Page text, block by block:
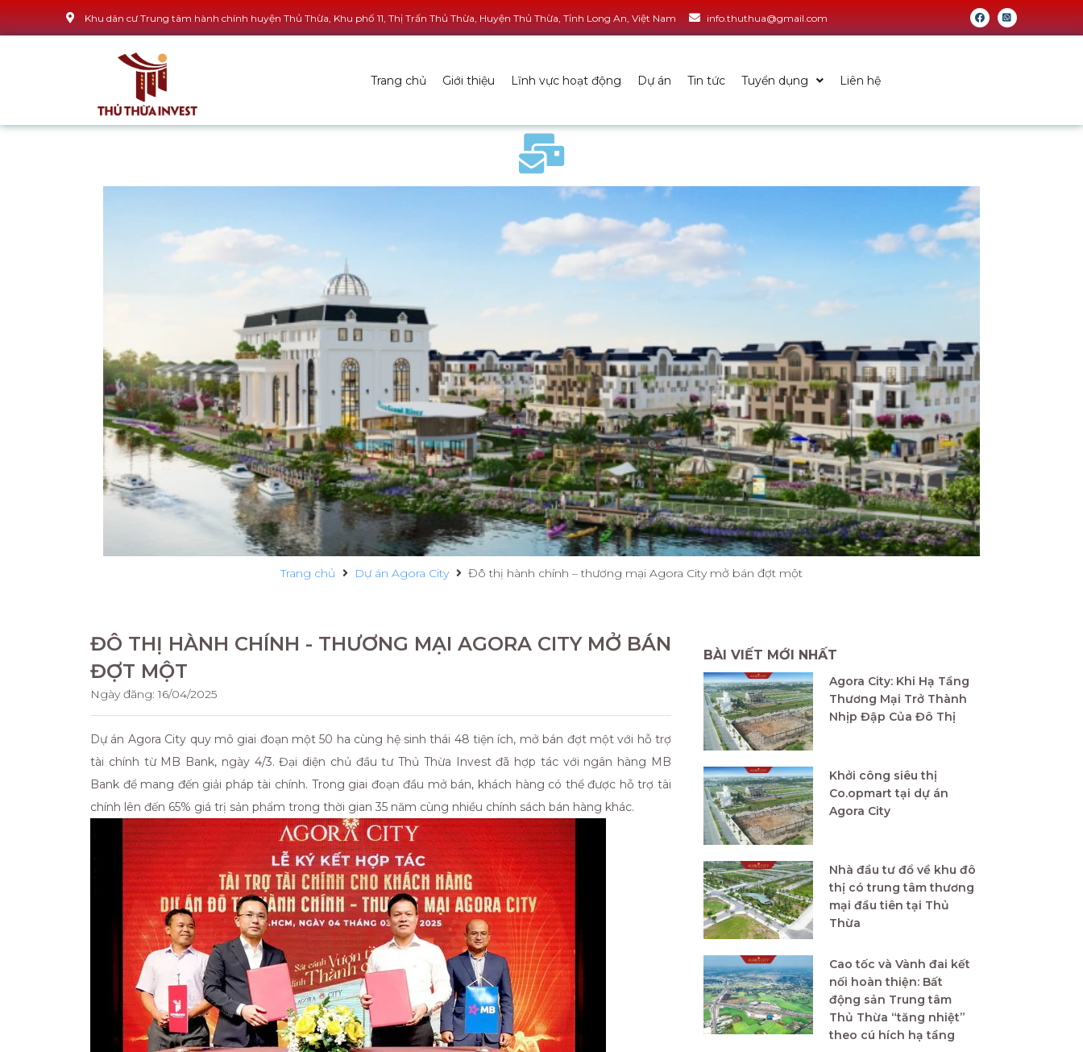
Khu dân cư Trung tâm hành chính huyện Thủ Thừa, Khu phố 11, Thị Trấn Thủ Thừa, Huyện Thủ Thừa, Tỉnh Long An, Việt Nam info.thuthua@gmail.com
Trang chủ Giới thiệu Lĩnh vực hoạt động Dự án Tin tức Tuyển dụng Liên hệ
Trang chủ Dự án Agora City Đô thị hành chính – thương mại Agora City mở bán đợt một
ĐÔ THỊ HÀNH CHÍNH - THƯƠNG MẠI AGORA CITY MỞ BÁN
ĐỢT MỘT
Ngày đăng: 16/04/2025
Dự án Agora City quy mô giai đoạn một 50 ha cùng hệ sinh thái 48 tiện ích, mở bán đợt một với hỗ trợ
tài chính từ MB Bank, ngày 4/3. Đại diện chủ đầu tư Thủ Thừa Invest đã hợp tác với ngân hàng MB
Bank để mang đến giải pháp tài chính. Trong giai đoạn đầu mở bán, khách hàng có thể được hỗ trợ tài
chính lên đến 65% giá trị sản phẩm trong thời gian 35 năm cùng nhiều chính sách bán hàng khác.
BÀI VIẾT MỚI NHẤT
Agora City: Khi Hạ Tầng
Thương Mại Trở Thành
Nhịp Đập Của Đô Thị
Khởi công siêu thị
Co.opmart tại dự án
Agora City
Nhà đầu tư đổ về khu đô
thị có trung tâm thương
mại đầu tiên tại Thủ
Thừa
Cao tốc và Vành đai kết
nối hoàn thiện: Bất
động sản Trung tâm
Thủ Thừa “tăng nhiệt”
theo cú hích hạ tầng